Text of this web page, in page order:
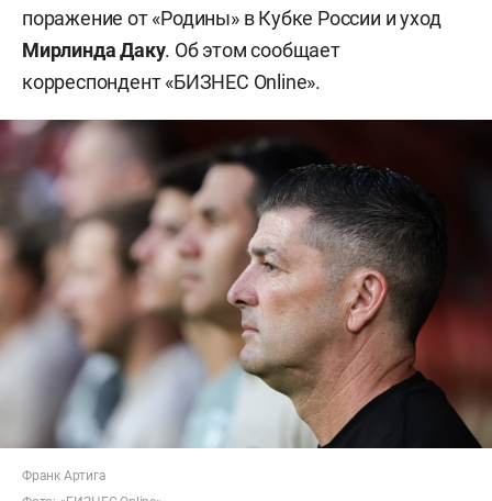
поражение от «Родины» в Кубке России и уход
Мирлинда Даку. Об этом сообщает
корреспондент «БИЗНЕС Online».
Франк Артига